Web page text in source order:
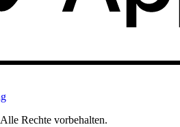
Rechte vorbehalten.